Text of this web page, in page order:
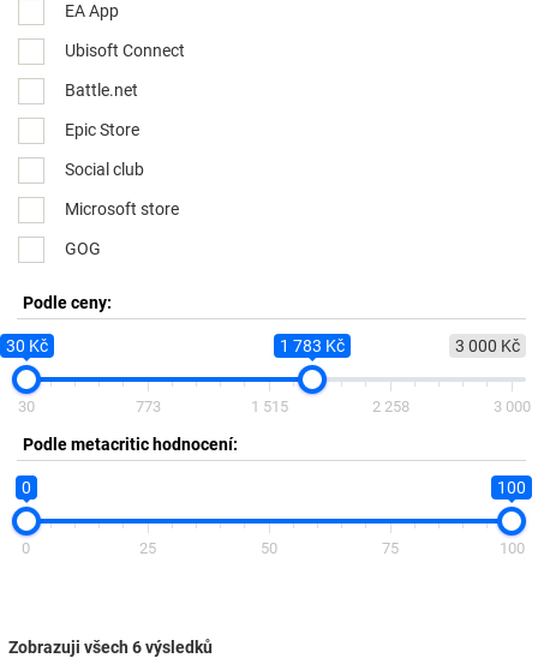
EA App
Ubisoft Connect
Battle.net
Epic Store
Social club
Microsoft store
GOG
Podle ceny:
3 000 Kč
30 Kč 1 783 Kč
30 773 1 515 2 258 3 000
Podle metacritic hodnocení:
0 100
0 25 50 75 100
Zobrazuji všech 6 výsledků